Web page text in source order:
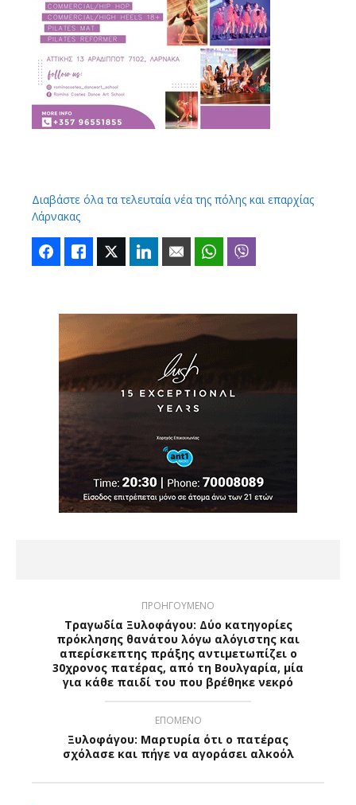
Διαβάστε όλα τα τελευταία νέα της πόλης και επαρχίας
Λάρνακας
FacebookLike Twitter LinkedIn Email WhatsApp
ΠΡΟΗΓΟΥΜΕΝΟ
Τραγωδία Ξυλοφάγου: Δύο κατηγορίες
πρόκλησης θανάτου λόγω αλόγιστης και
απερίσκεπτης πράξης αντιμετωπίζει ο
30χρονος πατέρας, από τη Βουλγαρία, μία
για κάθε παιδί του που βρέθηκε νεκρό
ΕΠΟΜΕΝΟ
Ξυλοφάγου: Μαρτυρία ότι ο πατέρας
σχόλασε και πήγε να αγοράσει αλκοόλ